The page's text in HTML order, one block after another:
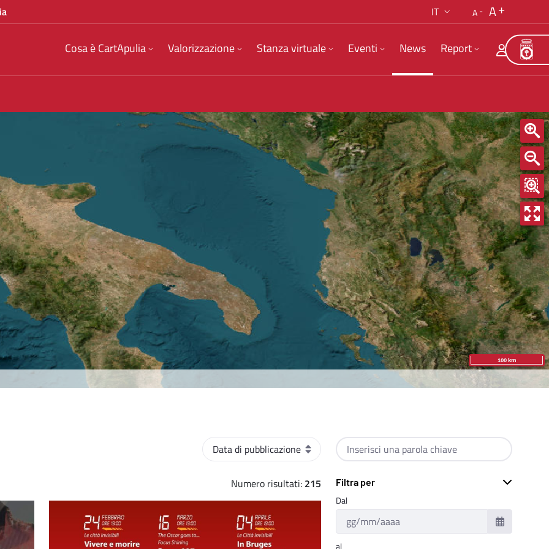
IT A A
Cosa è CartApulia Valorizzazione Stanza virtuale Eventi News Report
Ordinamento
Numero risultati: 215
Cerca per testo
Filtra per
Dal
al